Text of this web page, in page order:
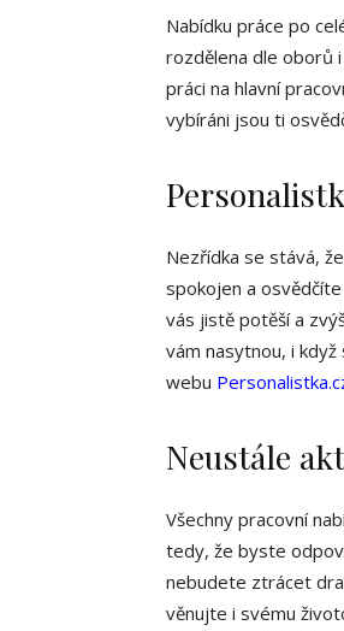
Nabídku práce po
rozdělena dle oborů
práci na hlavní
vybíráni jsou ti
Nezřídka se stává,
spokojen a
vás jistě potěší a
vám nasytnou, i
webu
Neustále
Všechny pracovní
tedy, že byste
nebudete ztrácet
věnujte i svému